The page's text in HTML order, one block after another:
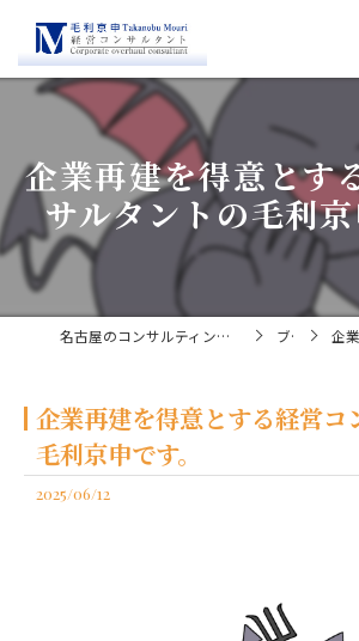
企業再建を得意とす
サルタントの毛利京
名古屋のコンサルティングなら経営コンサルタント毛利京申 ブログ 企業再建
企業再建を得意とする経営コ
毛利京申です。
2025/06/12